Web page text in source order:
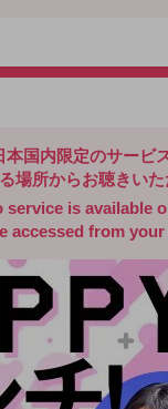
本国内限定のサービ
場所からお聴きいた
service is available
accessed from